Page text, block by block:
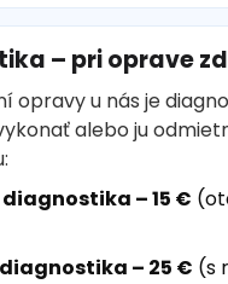
– pri oprave
opravy u nás je
alebo ju
– 15 €
– 25 € (s